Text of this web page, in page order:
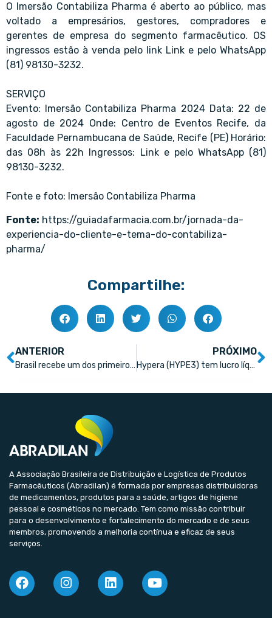
O Imersão Contabiliza Pharma é aberto ao público, mas
voltado a empresários, gestores, compradores e
gerentes de empresa do segmento farmacêutico. OS
ingressos estão à venda pelo link Link e pelo WhatsApp
(81) 98130-3232.
SERVIÇO
Evento: Imersão Contabiliza Pharma 2024 Data: 22 de
agosto de 2024 Onde: Centro de Eventos Recife, da
Faculdade Pernambucana de Saúde, Recife (PE) Horário:
das 08h às 22h Ingressos: Link e pelo WhatsApp (81)
98130-3232.
Fonte e foto: Imersão Contabiliza Pharma
Fonte: https://guiadafarmacia.com.br/jornada-da-
experiencia-do-cliente-e-tema-do-contabiliza-
pharma/
Compartilhe:
ANTERIOR
Brasil recebe um dos primeiros similares de Lisdexanfetamina do mercado
PRÓXIMO
Hypera (HYPE3) tem lucro líquido de R$ 491,8 milhões no segundo trimestre
A Associação Brasileira de Distribuição e Logística de Produtos
Farmacêuticos (Abradilan) é formada por empresas distribuidoras
de medicamentos, produtos para a saúde, artigos de higiene
pessoal e cosméticos no mercado. Tem como missão contribuir
para o desenvolvimento e fortalecimento do mercado e de seus
membros, promovendo a melhoria contínua e eficaz de seus
serviços.